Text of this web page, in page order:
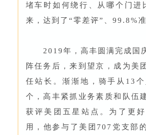
堵车时如何绕行、从哪个门进
来，达到了“零差评”、99.8%准
2019年，高丰圆满完成国
阵任务后，来到望京，成为美
任站长。渐渐地，骑手从13
个，高丰紧抓业务素质和队伍
获评美团五星站点。为了更
用，他参与了美团707党支部